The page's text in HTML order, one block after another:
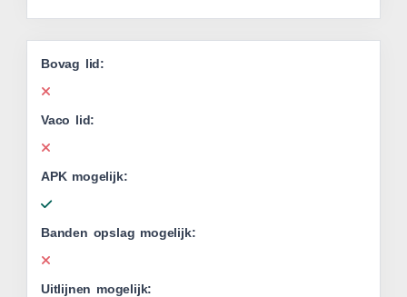
Bovag lid:
Vaco lid:
APK mogelijk:
Banden opslag mogelijk:
Uitlijnen mogelijk: